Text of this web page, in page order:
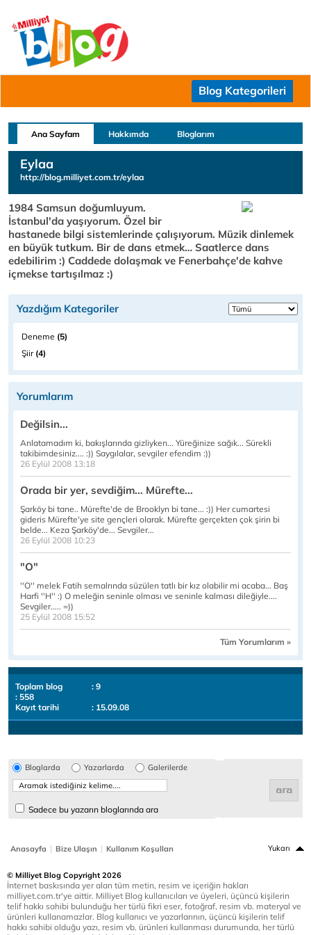
Blog Kategorileri
Ana Sayfam Hakkımda Bloglarım
Eylaa
http://blog.milliyet.com.tr/eylaa
1984 Samsun doğumluyum.
İstanbul'da yaşıyorum. Özel bir
hastanede bilgi sistemlerinde çalışıyorum. Müzik dinlemek
en büyük tutkum. Bir de dans etmek… Saatlerce dans
edebilirim :) Caddede dolaşmak ve Fenerbahçe'de kahve
içmekse tartışılmaz :)
Yazdığım Kategoriler
Deneme (5)
Şiir(4)
Yorumlarım
Değilsin...
Anlatamadım ki, bakışlarında gizliyken... Yüreğinize sağık... Sürekli
takibimdesiniz.... :)) Saygılalar, sevgiler efendim :))
26 Eylül 2008 13:18
Orada bir yer, sevdiğim... Mürefte...
Şarköy bi tane.. Mürefte'de de Brooklyn bi tane... :)) Her cumartesi
gideris Mürefte'ye site gençleri olarak. Mürefte gerçekten çok şirin bi
belde... Keza Şarköy'de... Sevgiler...
26 Eylül 2008 10:23
"O"
''O'' melek Fatih semalrında süzülen tatlı bir kız olabilir mi acaba... Baş
Harfi ''H'' :) O meleğin seninle olması ve seninle kalması dileğiyle....
Sevgiler..... =))
25 Eylül 2008 15:52
Tüm Yorumlarım »
Toplam blog
: 9
: 558
Kayıt tarihi
: 15.09.08
Bloglarda Yazarlarda Galerilerde
Sadece bu yazarın bloglarında ara
Anasayfa | Bize Ulaşın | Kullanım Koşulları Yukarı
© Milliyet Blog Copyright 2026
İnternet baskısında yer alan tüm metin, resim ve içeriğin hakları
milliyet.com.tr'ye aittir. Milliyet Blog kullanıcıları ve üyeleri, üçüncü kişilerin
telif hakkı sahibi bulunduğu her türlü fikri eser, fotoğraf, resim vb. materyal ve
ürünleri kullanamazlar. Blog kullanıcı ve yazarlarının, üçüncü kişilerin telif
hakkı sahibi olduğu yazı, resim vb. ürünleri kullanması durumunda, her türlü